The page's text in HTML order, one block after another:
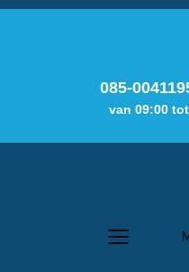
085-
van 09:00